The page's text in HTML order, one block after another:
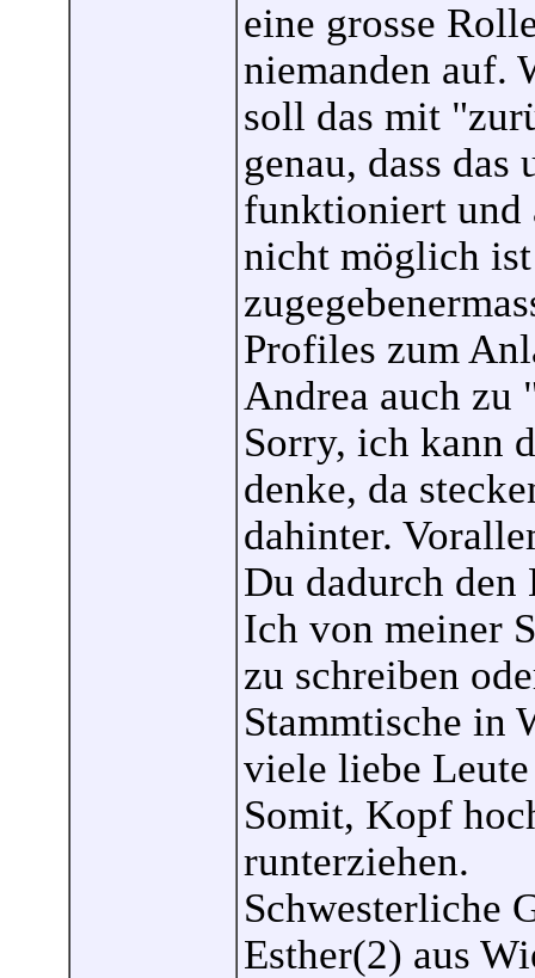
eine grosse
niemanden auf.
soll das mit
genau, dass
funktioniert und
nicht möglich
Profiles zum
Andrea auch zu
Sorry, ich kann
denke, da
dahinter.
Du dadurch den
Ich von meiner
zu schreiben
Stammtische in
viele liebe
Somit, Kopf
runterziehen.
Schwesterliche
Esther(2) aus